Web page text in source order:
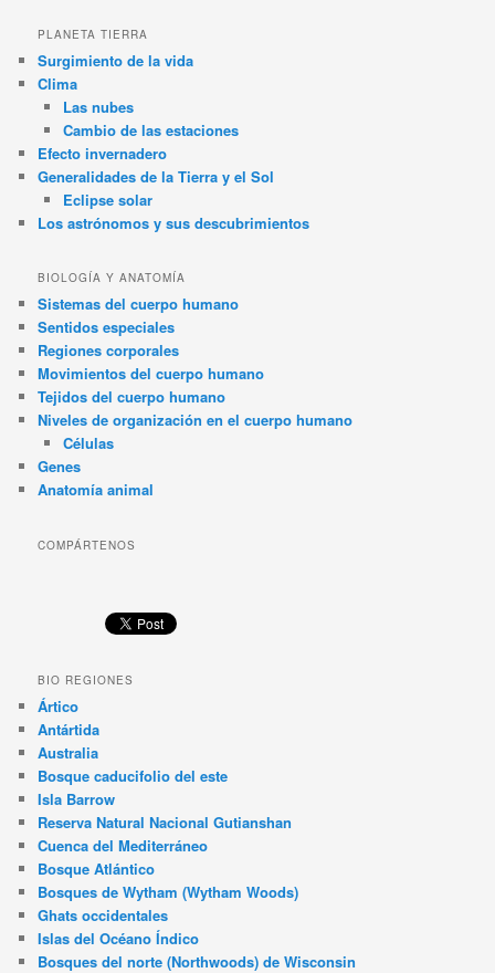
PLANETA TIERRA
Surgimiento de la vida
Clima
Las nubes
Cambio de las estaciones
Efecto invernadero
Generalidades de la Tierra y el Sol
Eclipse solar
Los astrónomos y sus descubrimientos
BIOLOGÍA Y ANATOMÍA
Sistemas del cuerpo humano
Sentidos especiales
Regiones corporales
Movimientos del cuerpo humano
Tejidos del cuerpo humano
Niveles de organización en el cuerpo humano
Células
Genes
Anatomía animal
COMPÁRTENOS
BIO REGIONES
Ártico
Antártida
Australia
Bosque caducifolio del este
Isla Barrow
Reserva Natural Nacional Gutianshan
Cuenca del Mediterráneo
Bosque Atlántico
Bosques de Wytham (Wytham Woods)
Ghats occidentales
Islas del Océano Índico
Bosques del norte (Northwoods) de Wisconsin